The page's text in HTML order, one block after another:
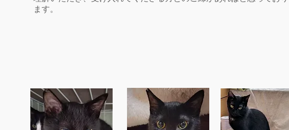
ます。